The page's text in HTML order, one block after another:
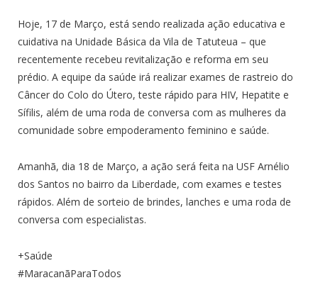
Hoje, 17 de Março, está sendo realizada ação educativa e
cuidativa na Unidade Básica da Vila de Tatuteua – que
recentemente recebeu revitalização e reforma em seu
prédio. A equipe da saúde irá realizar exames de rastreio do
Câncer do Colo do Útero, teste rápido para HIV, Hepatite e
Sífilis, além de uma roda de conversa com as mulheres da
comunidade sobre empoderamento feminino e saúde.
Amanhã, dia 18 de Março, a ação será feita na USF Arnélio
dos Santos no bairro da Liberdade, com exames e testes
rápidos. Além de sorteio de brindes, lanches e uma roda de
conversa com especialistas.
+Saúde
#MaracanãParaTodos